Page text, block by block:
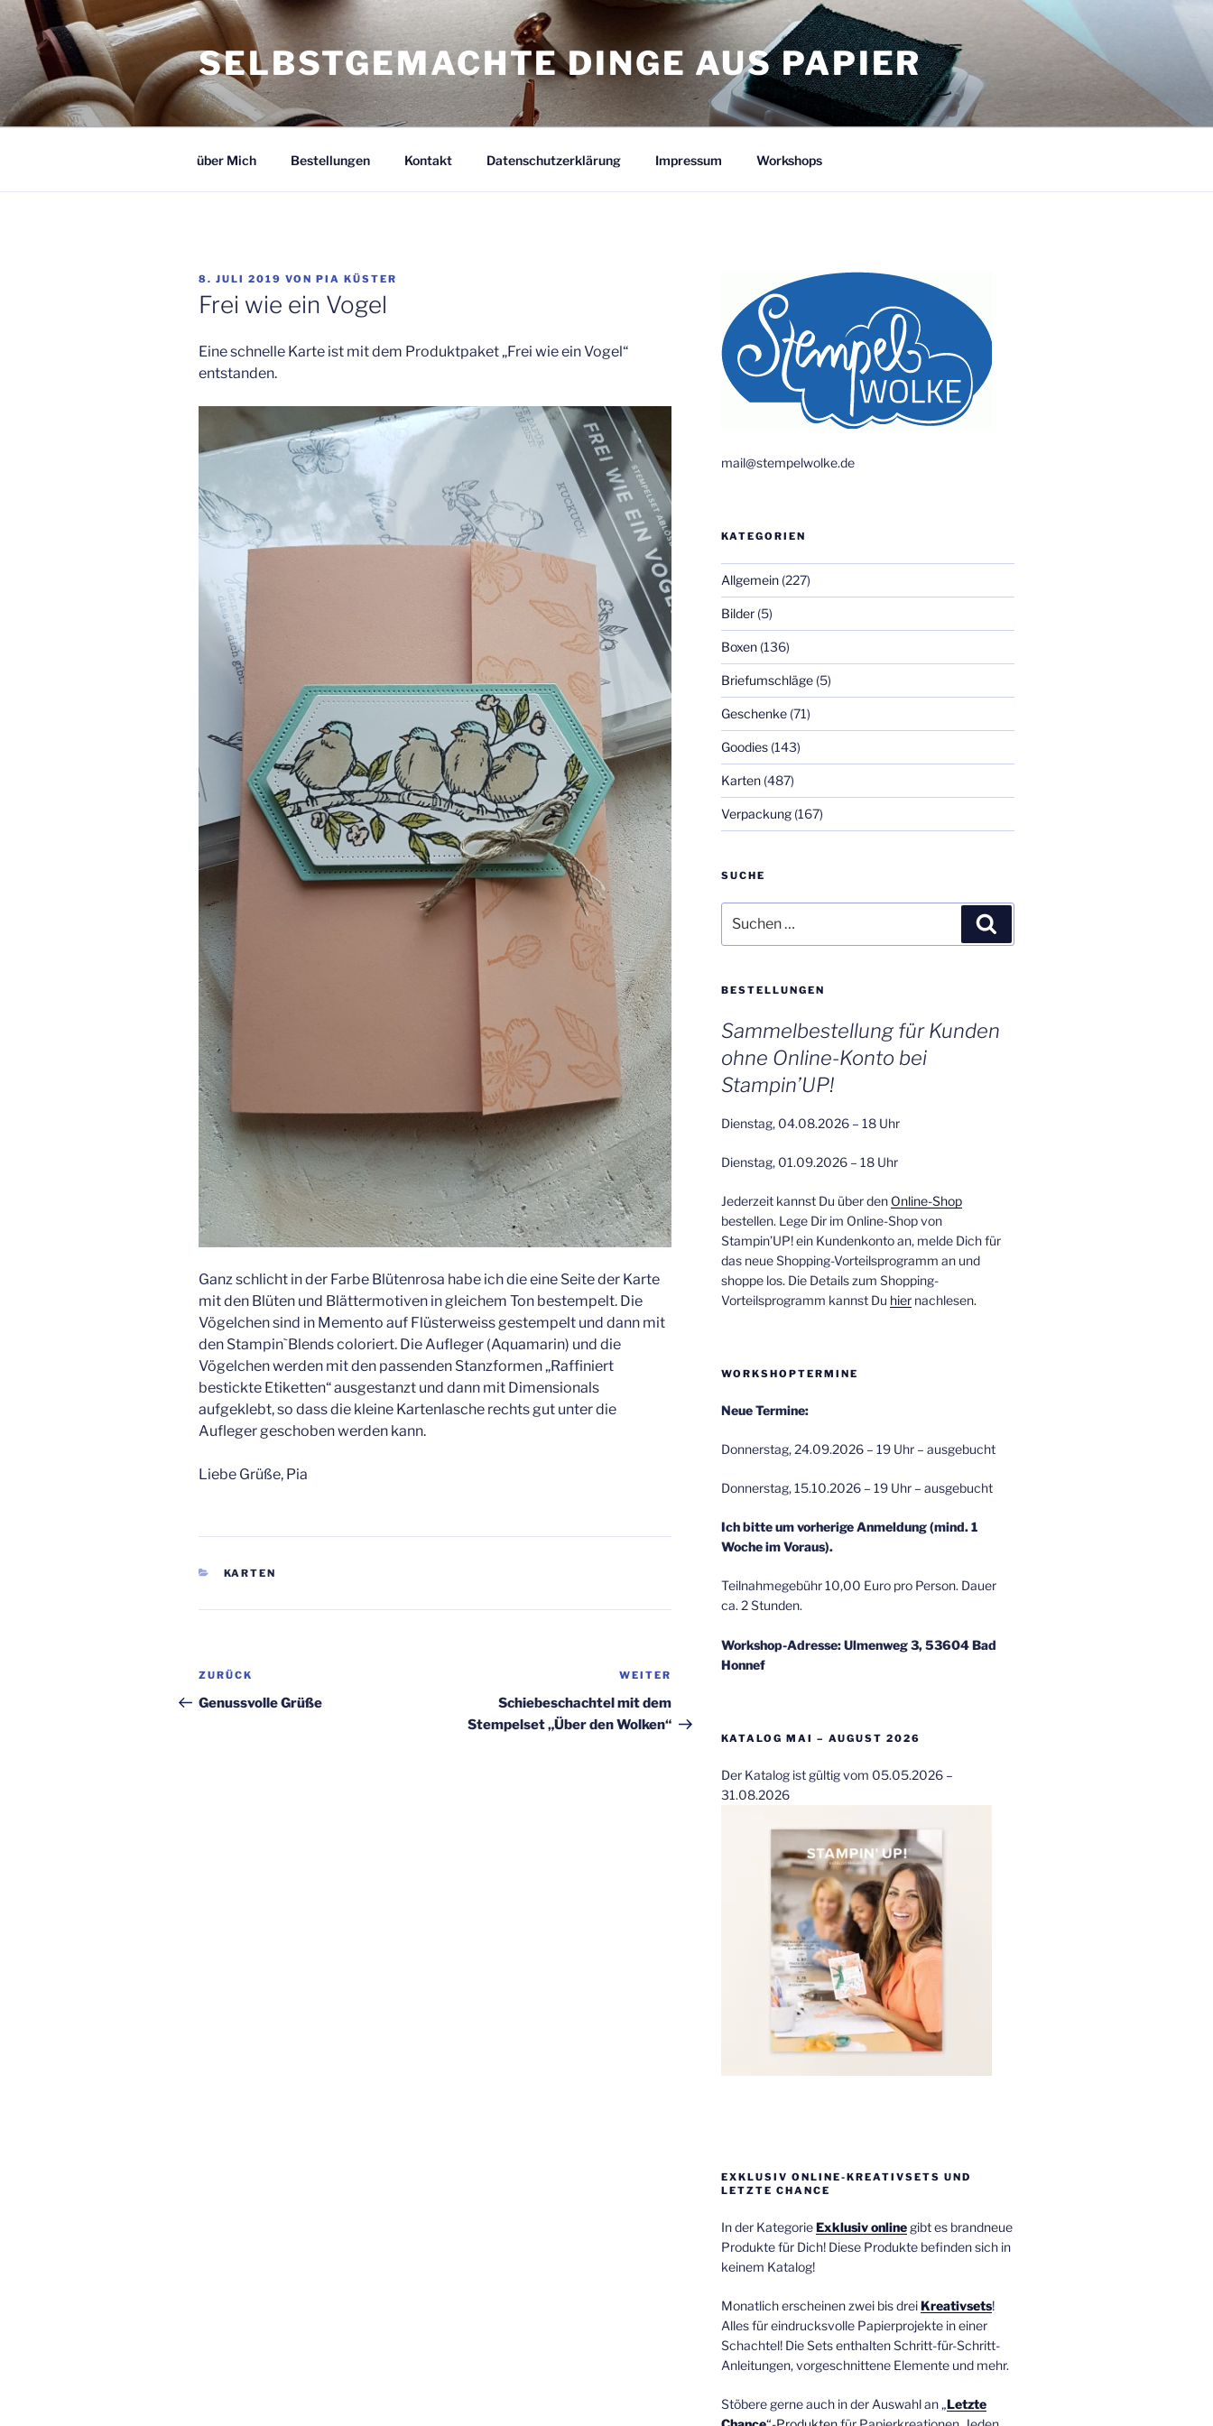
Zum
Inhalt
springen
SELBSTGEMACHTE DINGE AUS PAPIER
über Mich Bestellungen Kontakt Datenschutzerklärung Impressum Workshops
VERÖFFENTLICHT
AM
8. JULI 2019 VON PIA KÜSTER
Frei wie ein Vogel
Eine schnelle Karte ist mit dem Produktpaket „Frei wie ein Vogel“
entstanden.
Ganz schlicht in der Farbe Blütenrosa habe ich die eine Seite der Karte
mit den Blüten und Blättermotiven in gleichem Ton bestempelt. Die
Vögelchen sind in Memento auf Flüsterweiss gestempelt und dann mit
den Stampin`Blends coloriert. Die Aufleger (Aquamarin) und die
Vögelchen werden mit den passenden Stanzformen „Raffiniert
bestickte Etiketten“ ausgestanzt und dann mit Dimensionals
aufgeklebt, so dass die kleine Kartenlasche rechts gut unter die
Aufleger geschoben werden kann.
Liebe Grüße, Pia
KATEGORIEN
KARTEN
Beitragsnavigation
Vorheriger
Beitrag
ZURÜCK
Genussvolle Grüße
Beitrag
WEITER
Schiebeschachtel mit dem
Stempelset „Über den Wolken“
mail@stempelwolke.de
KATEGORIEN
Allgemein(227)
Bilder(5)
Boxen(136)
Briefumschläge(5)
Geschenke(71)
Goodies(143)
Karten(487)
Verpackung(167)
SUCHE
nach:
BESTELLUNGEN
Sammelbestellung für Kunden
ohne Online-Konto bei
Stampin’UP!
Dienstag, 04.08.2026 – 18 Uhr
Dienstag, 01.09.2026 – 18 Uhr
Jederzeit kannst Du über den Online-Shop
bestellen. Lege Dir im Online-Shop von
Stampin’UP! ein Kundenkonto an, melde Dich für
das neue Shopping-Vorteilsprogramm an und
shoppe los. Die Details zum Shopping-
Vorteilsprogramm kannst Du hiernachlesen.
WORKSHOPTERMINE
Neue Termine:
Donnerstag, 24.09.2026 – 19 Uhr – ausgebucht
Donnerstag, 15.10.2026 – 19 Uhr – ausgebucht
Ich bitte um vorherige Anmeldung (mind. 1
Woche im Voraus).
Teilnahmegebühr 10,00 Euro pro Person. Dauer
ca. 2 Stunden.
Workshop-Adresse: Ulmenweg 3, 53604 Bad
Honnef
KATALOG MAI – AUGUST 2026
Der Katalog ist gültig vom 05.05.2026 –
31.08.2026
EXKLUSIV ONLINE-KREATIVSETS UND
LETZTE CHANCE
In der KategorieExklusiv onlinegibt es brandneue
Produkte für Dich! Diese Produkte befinden sich in
keinem Katalog!
Monatlich erscheinen zwei bis drei Kreativsets!
Alles für eindrucksvolle Papierprojekte in einer
Schachtel! Die Sets enthalten Schritt-für-Schritt-
Anleitungen, vorgeschnittene Elemente und mehr.
Stöbere gerne auch in der Auswahl an „Letzte